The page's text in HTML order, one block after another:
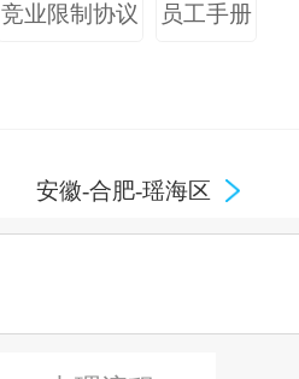
竞业限制协议 员工手册
安徽-合肥-瑶海区